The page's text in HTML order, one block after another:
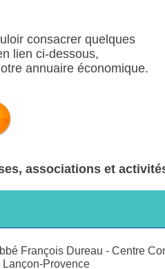
consacrer quelques
lien ci-dessous,
annuaire économique.
associations et
François Dureau - Centre
Lançon-Provence